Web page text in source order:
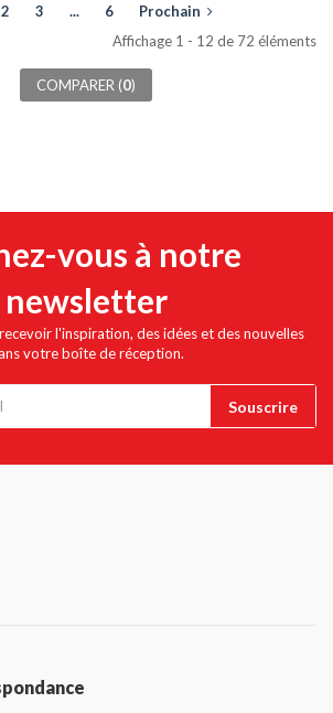
2 3 ... 6
Prochain
Affichage 1 - 12 de 72 éléments
COMPARER (0)
vous à notre
newsletter
l'inspiration, des idées et des nouvelles
votre boîte de réception.